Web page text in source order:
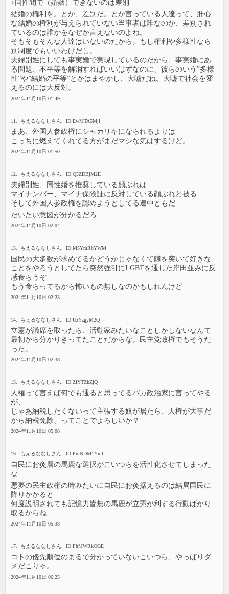
>同性間で（婚姻）できないのは差別
結婚の権利を。とか、差別だ。とか言っている人達って、肝心
な結婚の権利が与えられていない当事者は誰なのか、差別され
ているのは誰かをなぜか言えないのよね。
そもそもそんな人達はいないのだから。もし権利や多様性なら
別制度でもいいわけだし。
夫婦別姓にしても事実婚で実現しているのだから、事実婚にあ
る問題、不平等を解消すればいいはずなのに、彼らのいう”多様
性”や”結婚の平等”とかはまやかし、大嘘だね。大嘘で社会を変
えるのには大反対。
2024年11月10日 01:49
11. もえるななしさん. ID:EwMTA5MjI
まあ、外国人参政権にシャカリキになられるよりは
こっちに燃えてくれてる方がまだマシな気はするけど。
2024年11月10日 01:50
12. もえるななしさん. ID:Q5ZDBjM2E
夫婦別姓、同性婚を推奨している顔ぶれは
マイナンバー、マイナ保険証に反対している顔ぶれと被る
そして外国人参政権を認めようとしてる連中ともだ
だいたい意図が分かるだろ
2024年11月10日 02:04
13. もえるななしさん. ID:M5YmRhYWM
国民の大多数が求めてるかどうかじゃなくて隙を突いて好きな
ことをやろうとしてたら突然強引にLGBTを通した岸田並みに反
感食らうぞ
もう食らってるから怖いもの無しなのかもしれんけど
2024年11月10日 02:23
14. もえるななしさん. ID:UzYzgyM2Q
立憲が議席を取ったら、活動家みたいなことしかしないなんて
最初から分かりきってたことだからな。民主党政権でもそうだ
った。
2024年11月10日 02:38
15. もえるななしさん. ID:ZlYTZkZjQ
人権って言えば何でも通ると思ってるバカ政治家に言ってやる
が、
じゃあ納税したくないって主張する奴が居たら、人権が大事だ
から納税免除、ってことでよろしいか？
2024年11月10日 05:06
16. もえるななしさん. ID:FmNDM1YmI
自民にお灸層の馬鹿な選択がこいつらを活性化させてしまった
な
悪夢の民主政権の時みたいに自民にお灸据えるのは結局国民に
降りかかると
何度説明されても記憶力皆無の馬鹿が立憲が利する行動ばかり
取るからね
2024年11月10日 05:38
17. もえるななしさん. ID:FhMWRkOGE
コトの優先順位のまるで分かっていないこいつら、やっぱりダ
メだこりゃ。
2024年11月10日 06:25